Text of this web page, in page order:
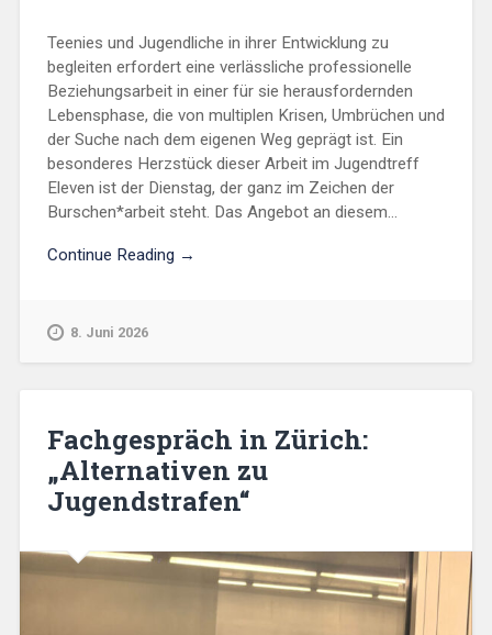
Teenies und Jugendliche in ihrer Entwicklung zu
begleiten erfordert eine verlässliche professionelle
Beziehungsarbeit in einer für sie herausfordernden
Lebensphase, die von multiplen Krisen, Umbrüchen und
der Suche nach dem eigenen Weg geprägt ist. Ein
besonderes Herzstück dieser Arbeit im Jugendtreff
Eleven ist der Dienstag, der ganz im Zeichen der
Burschen*arbeit steht. Das Angebot an diesem...
Continue Reading →
8. Juni 2026
Fachgespräch in Zürich:
„Alternativen zu
Jugendstrafen“